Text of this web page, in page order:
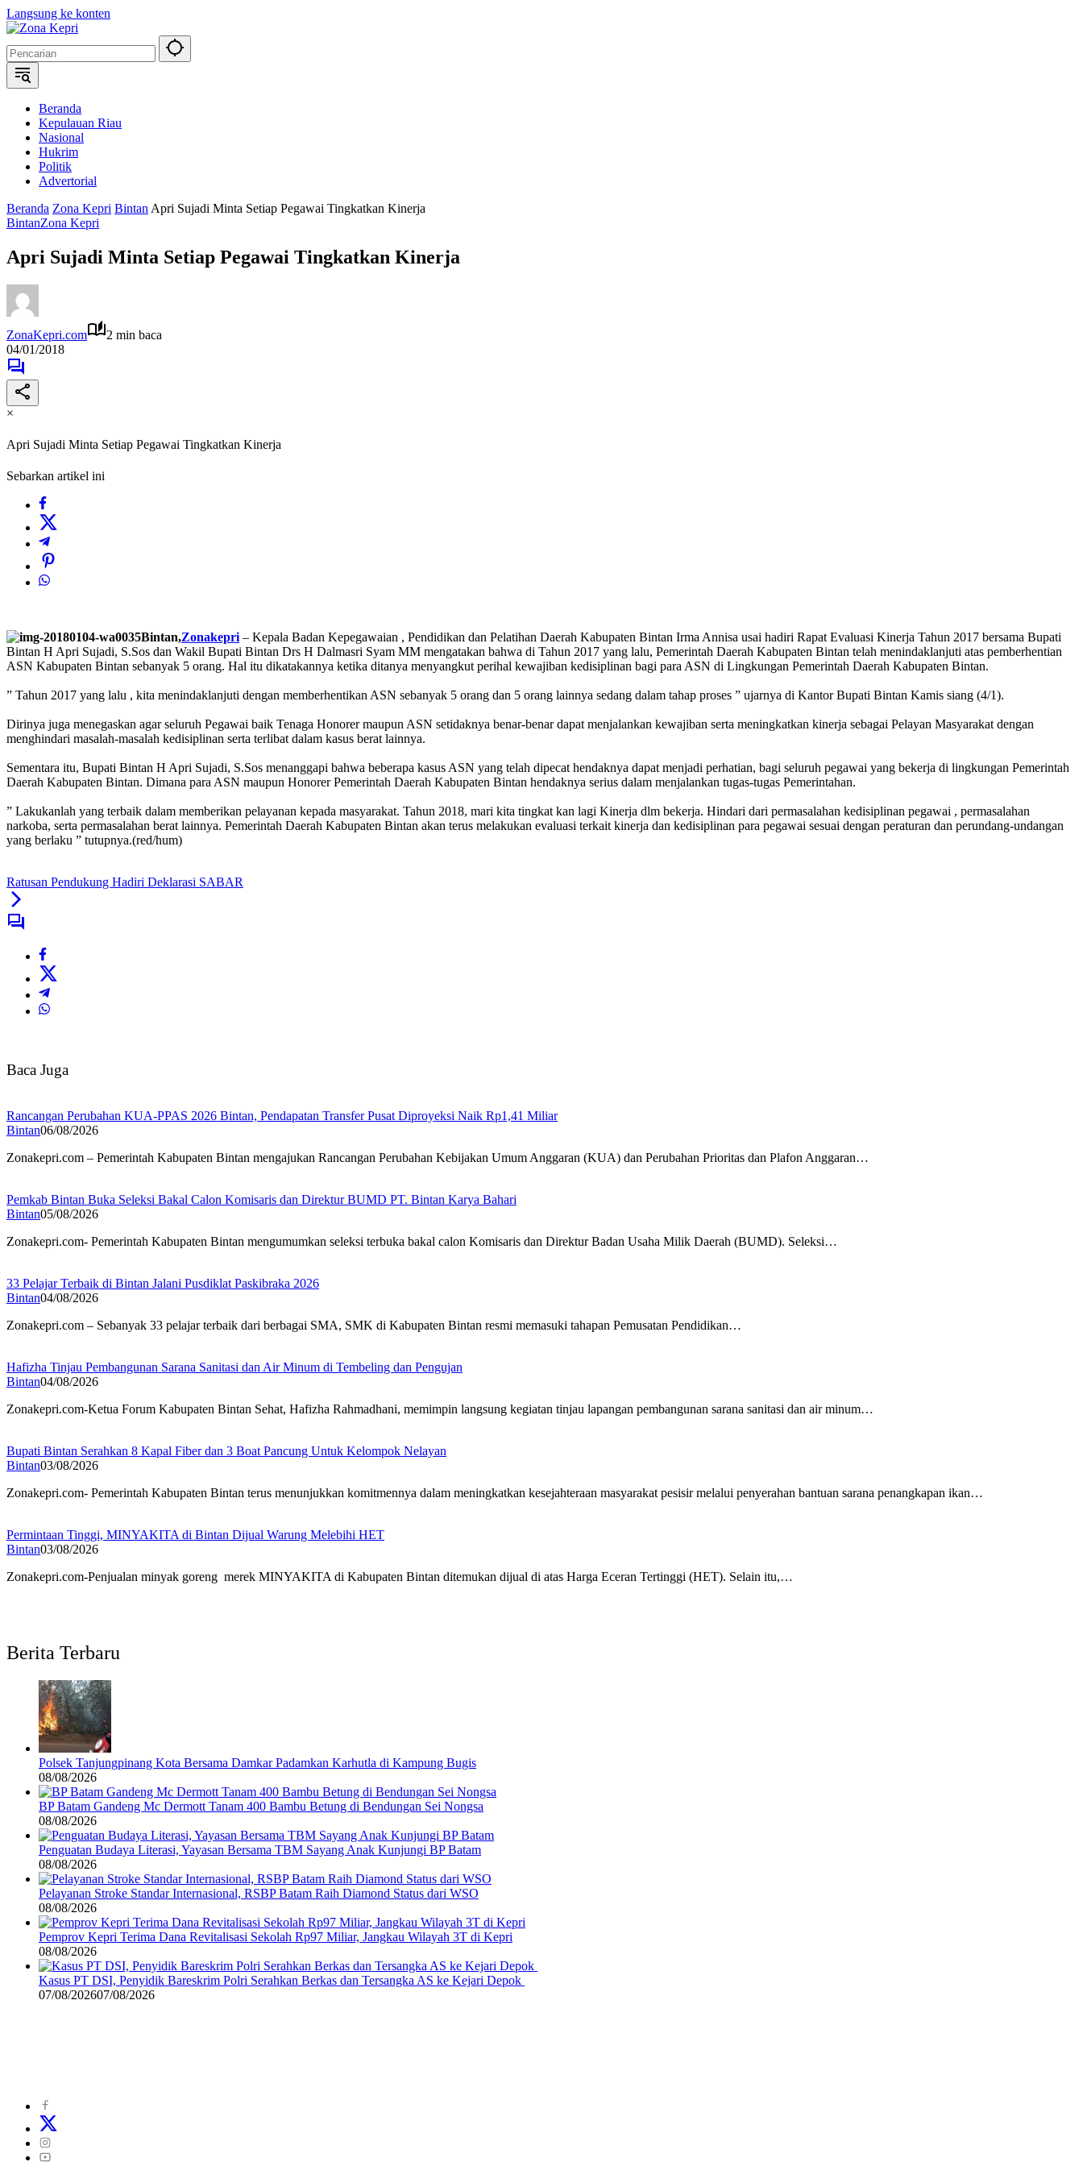
Langsung ke konten
Beranda
Kepulauan Riau
Nasional
Hukrim
Politik
Advertorial
Beranda Zona Kepri Bintan Apri Sujadi Minta Setiap Pegawai Tingkatkan Kinerja
BintanZona Kepri
Apri Sujadi Minta Setiap Pegawai Tingkatkan Kinerja
ZonaKepri.com
2 min baca
04/01/2018
×
Apri Sujadi Minta Setiap Pegawai Tingkatkan Kinerja
Sebarkan artikel ini
Bintan,Zonakepri – Kepala Badan Kepegawaian , Pendidikan dan Pelatihan Daerah Kabupaten Bintan Irma Annisa usai hadiri Rapat Evaluasi Kinerja Tahun 2017 bersama Bupati
Bintan H Apri Sujadi, S.Sos dan Wakil Bupati Bintan Drs H Dalmasri Syam MM mengatakan bahwa di Tahun 2017 yang lalu, Pemerintah Daerah Kabupaten Bintan telah menindaklanjuti atas pemberhentian
ASN Kabupaten Bintan sebanyak 5 orang. Hal itu dikatakannya ketika ditanya menyangkut perihal kewajiban kedisiplinan bagi para ASN di Lingkungan Pemerintah Daerah Kabupaten Bintan.
” Tahun 2017 yang lalu , kita menindaklanjuti dengan memberhentikan ASN sebanyak 5 orang dan 5 orang lainnya sedang dalam tahap proses ” ujarnya di Kantor Bupati Bintan Kamis siang (4/1).
Dirinya juga menegaskan agar seluruh Pegawai baik Tenaga Honorer maupun ASN setidaknya benar-benar dapat menjalankan kewajiban serta meningkatkan kinerja sebagai Pelayan Masyarakat dengan
menghindari masalah-masalah kedisiplinan serta terlibat dalam kasus berat lainnya.
Sementara itu, Bupati Bintan H Apri Sujadi, S.Sos menanggapi bahwa beberapa kasus ASN yang telah dipecat hendaknya dapat menjadi perhatian, bagi seluruh pegawai yang bekerja di lingkungan Pemerintah
Daerah Kabupaten Bintan. Dimana para ASN maupun Honorer Pemerintah Daerah Kabupaten Bintan hendaknya serius dalam menjalankan tugas-tugas Pemerintahan.
” Lakukanlah yang terbaik dalam memberikan pelayanan kepada masyarakat. Tahun 2018, mari kita tingkat kan lagi Kinerja dlm bekerja. Hindari dari permasalahan kedisiplinan pegawai , permasalahan
narkoba, serta permasalahan berat lainnya. Pemerintah Daerah Kabupaten Bintan akan terus melakukan evaluasi terkait kinerja dan kedisiplinan para pegawai sesuai dengan peraturan dan perundang-undangan
yang berlaku ” tutupnya.(red/hum)
Ratusan Pendukung Hadiri Deklarasi SABAR
Baca Juga
Rancangan Perubahan KUA-PPAS 2026 Bintan, Pendapatan Transfer Pusat Diproyeksi Naik Rp1,41 Miliar
Bintan06/08/2026
Zonakepri.com – Pemerintah Kabupaten Bintan mengajukan Rancangan Perubahan Kebijakan Umum Anggaran (KUA) dan Perubahan Prioritas dan Plafon Anggaran…
Pemkab Bintan Buka Seleksi Bakal Calon Komisaris dan Direktur BUMD PT. Bintan Karya Bahari
Bintan05/08/2026
Zonakepri.com- Pemerintah Kabupaten Bintan mengumumkan seleksi terbuka bakal calon Komisaris dan Direktur Badan Usaha Milik Daerah (BUMD). Seleksi…
33 Pelajar Terbaik di Bintan Jalani Pusdiklat Paskibraka 2026
Bintan04/08/2026
Zonakepri.com – Sebanyak 33 pelajar terbaik dari berbagai SMA, SMK di Kabupaten Bintan resmi memasuki tahapan Pemusatan Pendidikan…
Hafizha Tinjau Pembangunan Sarana Sanitasi dan Air Minum di Tembeling dan Pengujan
Bintan04/08/2026
Zonakepri.com-Ketua Forum Kabupaten Bintan Sehat, Hafizha Rahmadhani, memimpin langsung kegiatan tinjau lapangan pembangunan sarana sanitasi dan air minum…
Bupati Bintan Serahkan 8 Kapal Fiber dan 3 Boat Pancung Untuk Kelompok Nelayan
Bintan03/08/2026
Zonakepri.com- Pemerintah Kabupaten Bintan terus menunjukkan komitmennya dalam meningkatkan kesejahteraan masyarakat pesisir melalui penyerahan bantuan sarana penangkapan ikan…
Permintaan Tinggi, MINYAKITA di Bintan Dijual Warung Melebihi HET
Bintan03/08/2026
Zonakepri.com-Penjualan minyak goreng merek MINYAKITA di Kabupaten Bintan ditemukan dijual di atas Harga Eceran Tertinggi (HET). Selain itu,…
Berita Terbaru
Polsek Tanjungpinang Kota Bersama Damkar Padamkan Karhutla di Kampung Bugis
08/08/2026
BP Batam Gandeng Mc Dermott Tanam 400 Bambu Betung di Bendungan Sei Nongsa
08/08/2026
Penguatan Budaya Literasi, Yayasan Bersama TBM Sayang Anak Kunjungi BP Batam
08/08/2026
Pelayanan Stroke Standar Internasional, RSBP Batam Raih Diamond Status dari WSO
08/08/2026
Pemprov Kepri Terima Dana Revitalisasi Sekolah Rp97 Miliar, Jangkau Wilayah 3T di Kepri
08/08/2026
Kasus PT DSI, Penyidik Bareskrim Polri Serahkan Berkas dan Tersangka AS ke Kejari Depok
07/08/202607/08/2026